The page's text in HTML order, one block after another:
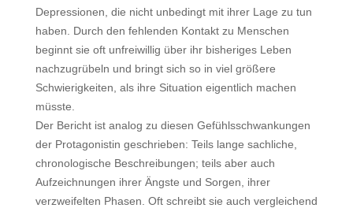
Depressionen, die nicht unbedingt mit ihrer Lage zu tun
haben. Durch den fehlenden Kontakt zu Menschen
beginnt sie oft unfreiwillig über ihr bisheriges Leben
nachzugrübeln und bringt sich so in viel größere
Schwierigkeiten, als ihre Situation eigentlich machen
müsste.
Der Bericht ist analog zu diesen Gefühlsschwankungen
der Protagonistin geschrieben: Teils lange sachliche,
chronologische Beschreibungen; teils aber auch
Aufzeichnungen ihrer Ängste und Sorgen, ihrer
verzweifelten Phasen. Oft schreibt sie auch vergleichend